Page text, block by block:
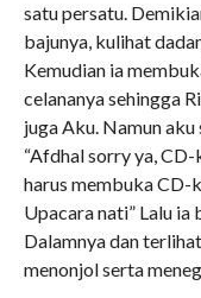
satu persatu.
bajunya, kulihat
Kemudian ia
celananya sehingga
juga Aku. Namun
“Afdhal sorry ya,
harus membuka CD-
Upacara nati” Lalu ia
Dalamnya dan
menonjol serta